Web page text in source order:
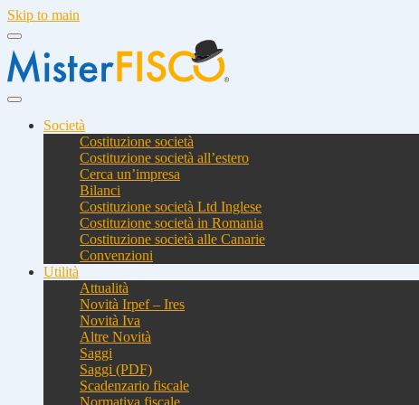
Skip to main
Società
Costituzione società
Costituzione società all’estero
Cerca un’impresa
Bilanci
Costituzione società Ltd Inglese
Costituzione società in Romania
Costituzione società alle Canarie
Convenzioni
Utilità
Attualità
Novità Irpef – Ires
Novità Iva
Altre Novità
Saggi
Saggi (PDF)
Scadenzario fiscale
Normativa fiscale